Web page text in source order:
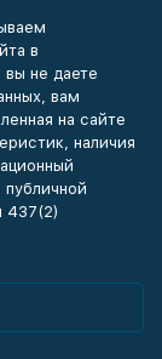
в
вы не даете
вам
на сайте
наличия
публичной
437(2)